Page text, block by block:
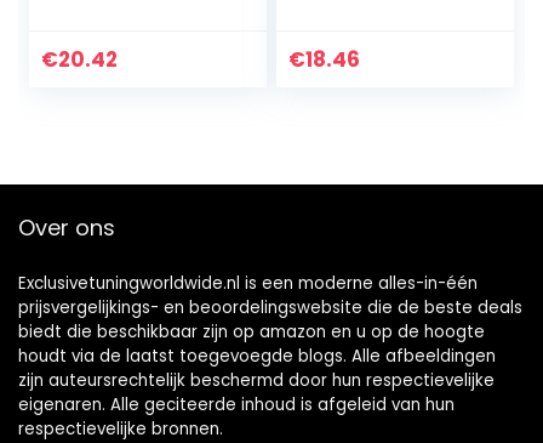
Handschoenen
€20.42
AdeSIVI BICI
€18.46
Over ons
Exclusivetuningworldwide.nl is een moderne alles-in-één
prijsvergelijkings- en beoordelingswebsite die de beste deals
biedt die beschikbaar zijn op amazon en u op de hoogte
houdt via de laatst toegevoegde blogs. Alle afbeeldingen
zijn auteursrechtelijk beschermd door hun respectievelijke
eigenaren. Alle geciteerde inhoud is afgeleid van hun
respectievelijke bronnen.